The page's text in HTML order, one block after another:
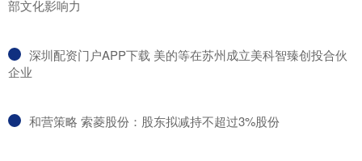
部文化影响力
​深圳配资门户APP下载 美的等在苏州成立美科智臻创投合伙
企业
​和营策略 索菱股份：股东拟减持不超过3%股份